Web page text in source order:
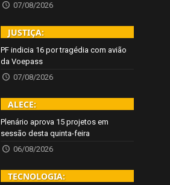
07/08/2026
JUSTIÇA:
PF indicia 16 por tragédia com avião
da Voepass
07/08/2026
ALECE:
Plenário aprova 15 projetos em
sessão desta quinta-feira
06/08/2026
TECNOLOGIA: